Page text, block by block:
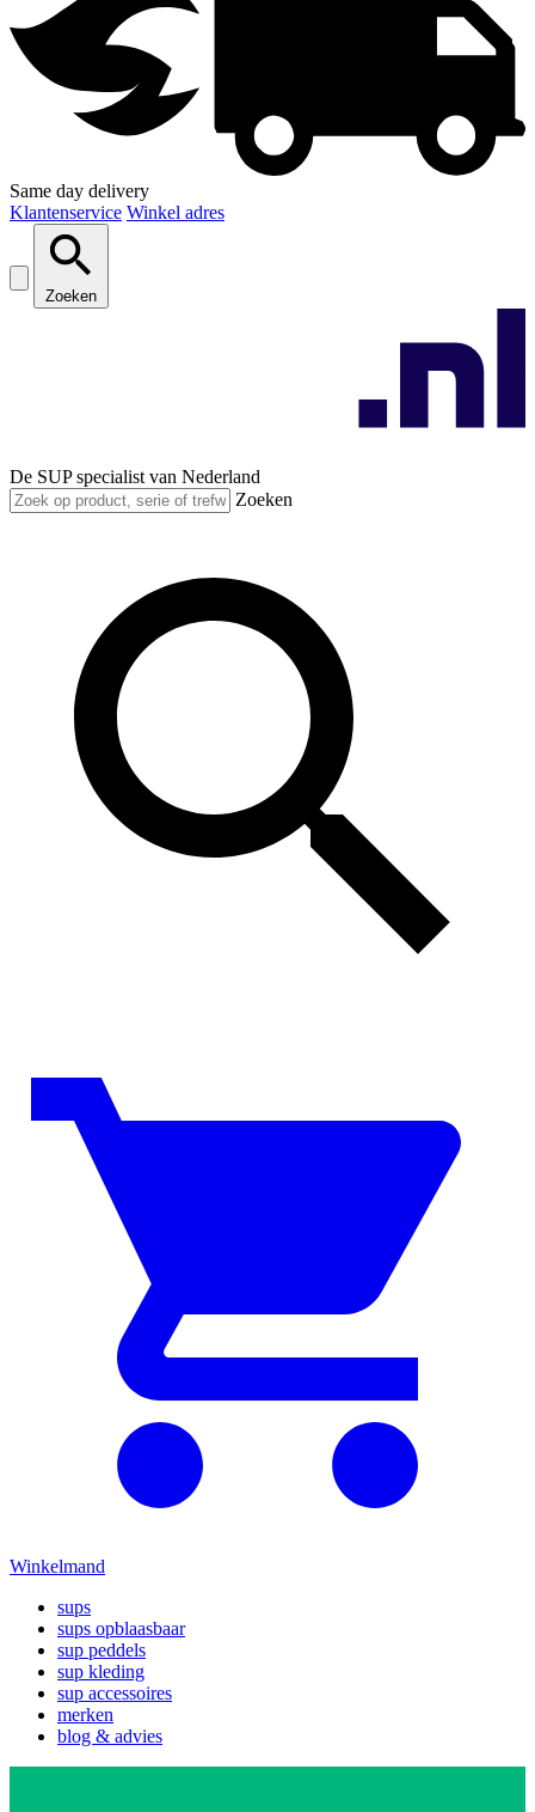
Same day delivery
Klantenservice Winkel adres
Zoeken
De SUP specialist van Nederland
Zoeken
Winkelmand
sups
sups opblaasbaar
sup peddels
sup kleding
sup accessoires
merken
blog & advies